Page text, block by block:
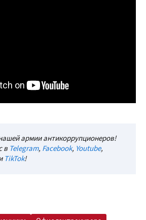
армии антикоррупционеров!
в Telegram, Facebook, Youtube,
TikTok!